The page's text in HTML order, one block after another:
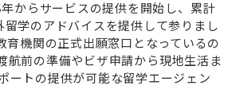
からサービスの提供を開始し、累計
学のアドバイスを提供して参りまし
育機関の正式出願窓口となっているの
航前の準備やビザ申請から現地生活ま
ートの提供が可能な留学エージェン